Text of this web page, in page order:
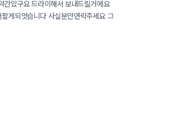
있구요 드라이해서 보내드릴거에요
게되엇습니다 사실분만연락주세요 그